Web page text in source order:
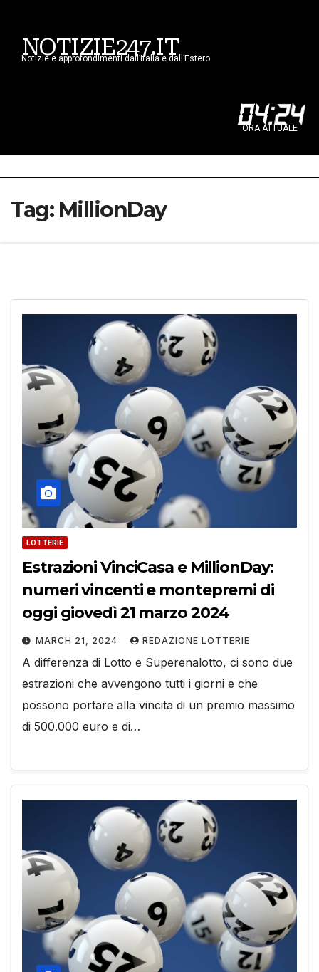
NOTIZIE247.IT
Notizie e approfondimenti dall’Italia e dall’Estero
04:24
ORA ATTUALE
Tag: MillionDay
LOTTERIE
Estrazioni VinciCasa e MillionDay:
numeri vincenti e montepremi di
oggi giovedì 21 marzo 2024
MARCH 21, 2024 REDAZIONE LOTTERIE
A differenza di Lotto e Superenalotto, ci sono due
estrazioni che avvengono tutti i giorni e che
possono portare alla vincita di un premio massimo
di 500.000 euro e di…